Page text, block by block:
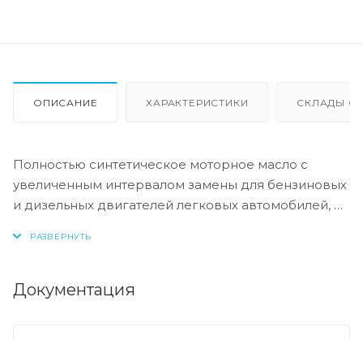
ОПИСАНИЕ ХАРАКТЕРИСТИКИ СКЛАДЫ
Полностью синтетическое моторное масло с
увеличенным интервалом замены для бензиновых
и дизельных двигателей легковых автомобилей, в
сажевых частиц). Teboil Diamond Carat III 5W-30
Документация